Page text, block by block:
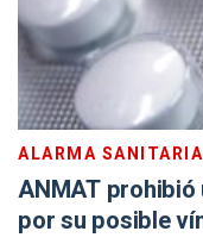
ALARMA SANITARIA
ANMAT prohibió
por su posible